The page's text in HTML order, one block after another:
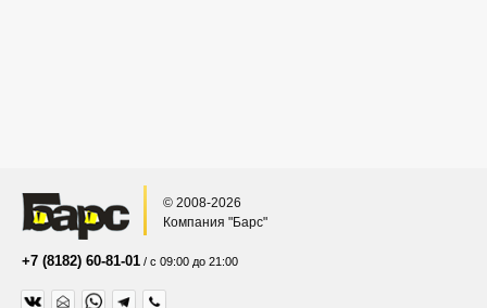
© 2008-2026
Компания "Барс"
+7 (8182) 60-81-01 / с 09:00 до 21:00